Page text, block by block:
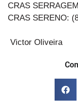
CRAS
CRAS SERENO:
Victor Oliveira